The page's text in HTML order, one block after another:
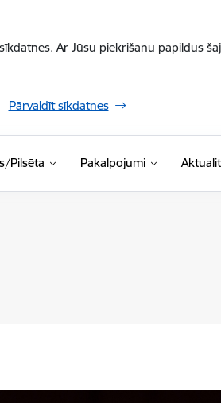
Ar Jūsu piekrišanu papildus
Pārvaldīt sīkdatnes
Pilsēta Pakalpojumi